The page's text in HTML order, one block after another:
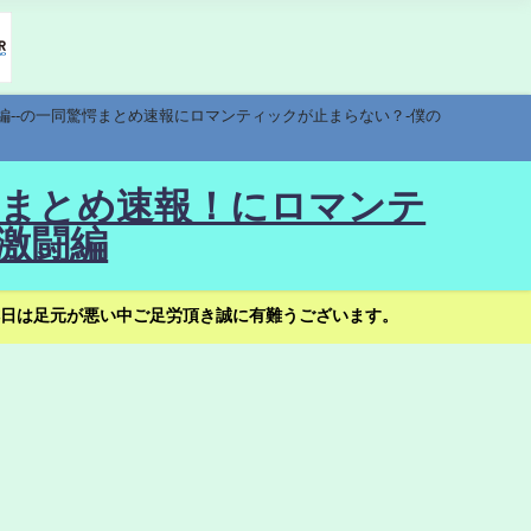
の一同驚愕まとめ速報にロマンティックが止まらない？-僕の
とめ速報！にロマンテ
闘編
足元が悪い中ご足労頂き誠に有難うございます。